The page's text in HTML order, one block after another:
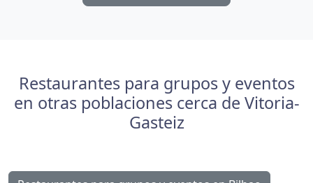
Restaurantes para grupos y eventos
en otras poblaciones cerca de Vitoria-
Gasteiz